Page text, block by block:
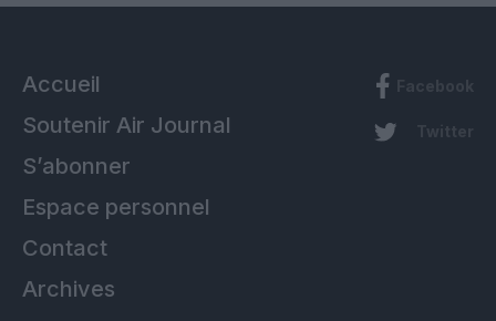
Accueil
Soutenir Air Journal
S’abonner
Espace personnel
Contact
Archives